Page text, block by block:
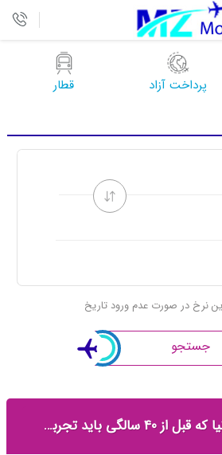
پرداخت آزاد قطار
نرخ در صورت عدم ورود تاریخ
جستجو
10 مقصد رویایی دنیا که قبل از 40 سالگی باید تجربه کنید